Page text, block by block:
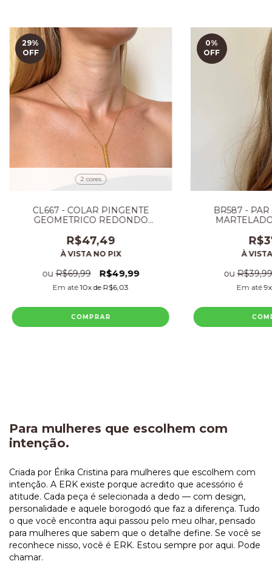
29%
OFF
2 cores
CL667 - COLAR PINGENTE
GEOMETRICO REDONDO
R$47,49
À VISTA NO PIX
ou R$69,99 R$49,99
Em até10x de R$6,03
COMPRAR
0%
OFF
BR587 -
À
ou R$39,99
Em até9
Para mulheres que escolhem com
intenção.
Criada por Érika Cristina para mulheres que escolhem com
intenção. A ERK existe porque acredito que acessório é
atitude. Cada peça é selecionada a dedo — com design,
personalidade e aquele borogodó que faz a diferença. Tudo
o que você encontra aqui passou pelo meu olhar, pensado
para mulheres que sabem que o detalhe define. Se você se
reconhece nisso, você é ERK. Estou sempre por aqui. Pode
chamar.